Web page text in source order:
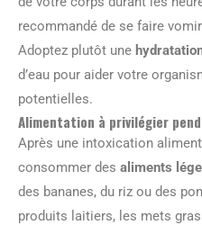
recommandé de se faire
Adoptez plutôt une
d’eau pour aider votre
potentielles.
Alimentation à privilégier
Après une intoxication
consommer des aliments
des bananes, du riz ou des
produits laitiers, les mets